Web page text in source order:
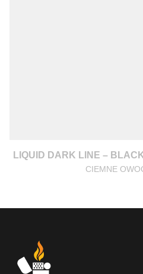
LIQUID DARK LINE –
CIEMNE